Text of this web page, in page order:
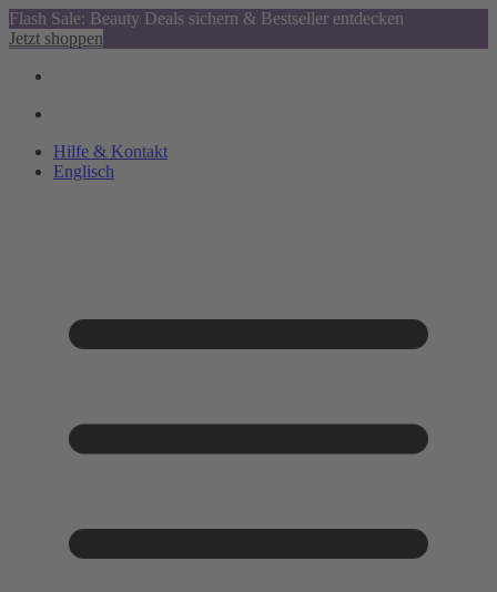
Flash Sale: Beauty Deals sichern & Bestseller entdecken
Jetzt shoppen
Hilfe & Kontakt
Englisch